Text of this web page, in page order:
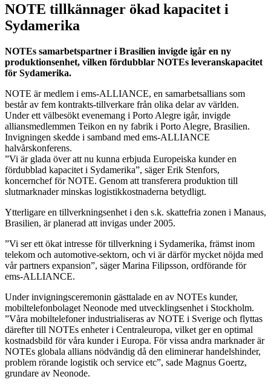
NOTE tillkännager ökad kapacitet i
Sydamerika
NOTEs samarbetspartner i Brasilien invigde igår en ny
produktionsenhet, vilken fördubblar NOTEs leveranskapacitet
för Sydamerika.
NOTE är medlem i ems-ALLIANCE, en samarbetsallians som
består av fem kontrakts-tillverkare från olika delar av världen.
Under ett välbesökt evenemang i Porto Alegre igår, invigde
alliansmedlemmen Teikon en ny fabrik i Porto Alegre, Brasilien.
Invigningen skedde i samband med ems-ALLIANCE
halvårskonferens.
”Vi är glada över att nu kunna erbjuda Europeiska kunder en
fördubblad kapacitet i Sydamerika”, säger Erik Stenfors,
koncernchef för NOTE. Genom att transferera produktion till
slutmarknader minskas logistikkostnaderna betydligt.
Ytterligare en tillverkningsenhet i den s.k. skattefria zonen i Manaus,
Brasilien, är planerad att invigas under 2005.
”Vi ser ett ökat intresse för tillverkning i Sydamerika, främst inom
telekom och automotive-sektorn, och vi är därför mycket nöjda med
vår partners expansion”, säger Marina Filipsson, ordförande för
ems-ALLIANCE.
Under invigningsceremonin gästtalade en av NOTEs kunder,
mobiltelefonbolaget Neonode med utvecklingsenhet i Stockholm.
”Våra mobiltelefoner industrialiseras av NOTE i Sverige och flyttas
därefter till NOTEs enheter i Centraleuropa, vilket ger en optimal
kostnadsbild för våra kunder i Europa. För vissa andra marknader är
NOTEs globala allians nödvändig då den eliminerar handelshinder,
problem rörande logistik och service etc”, sade Magnus Goertz,
grundare av Neonode.